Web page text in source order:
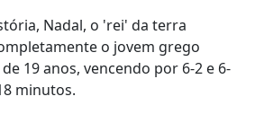
Nadal, o 'rei' da terra
o jovem grego
19 anos, vencendo por 6-2 e 6-
minutos.